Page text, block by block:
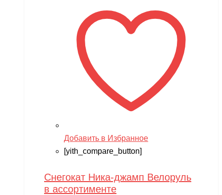
Добавить в Избранное
[yith_compare_button]
Снегокат Ника-джамп Велоруль
в ассортименте